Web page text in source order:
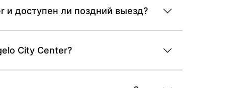
и доступен ли поздний выезд?
City Center?